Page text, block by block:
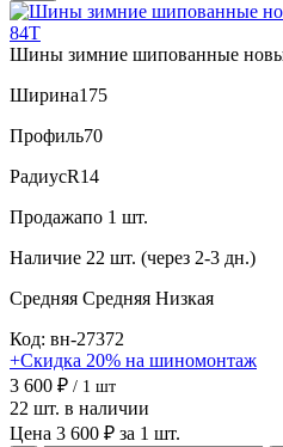
Шины зимние шипованные
Ширина175
Профиль70
РадиусR14
Продажапо 1 шт.
Наличие 22 шт. (через 2-3 дн.)
Средняя Средняя Низкая
Код: вн-27372
+Скидка 20% на шиномонтаж
3 600 ₽ / 1 шт
22 шт. в наличии
Цена 3 600 ₽ за 1 шт.